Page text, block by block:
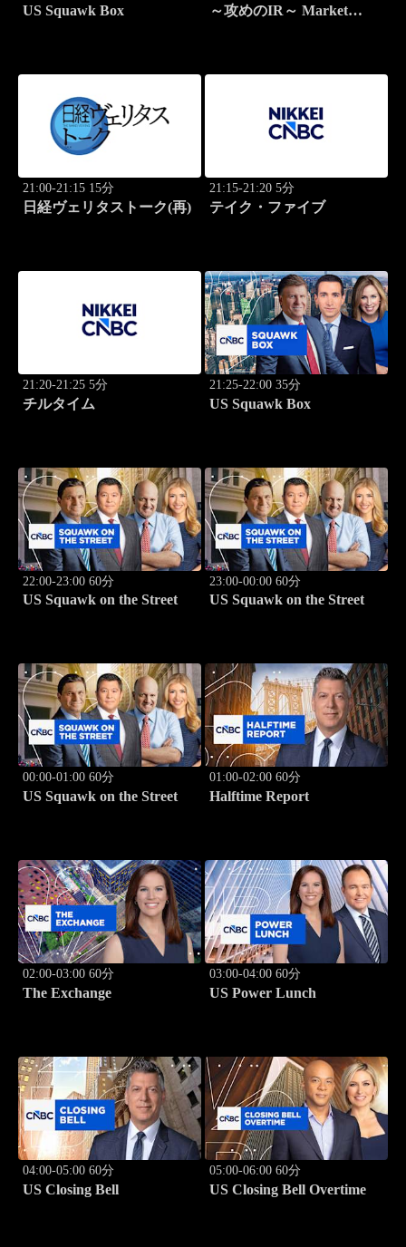
US Squawk Box
～攻めのIR～ Market
21:00-21:15 15分
日経ヴェリタストーク(再)
21:15-21:20 5分
テイク・ファイブ
21:20-21:25 5分
チルタイム
21:25-22:00 35分
US Squawk Box
22:00-23:00 60分
US Squawk on the Street
23:00-00:00 60分
US Squawk on the Street
00:00-01:00 60分
US Squawk on the Street
01:00-02:00 60分
Halftime Report
02:00-03:00 60分
The Exchange
03:00-04:00 60分
US Power Lunch
04:00-05:00 60分
US Closing Bell
05:00-06:00 60分
US Closing Bell Overtime